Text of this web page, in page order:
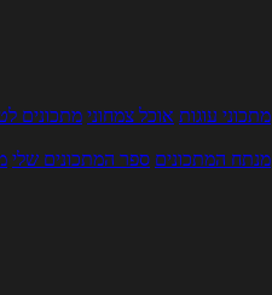
מתכוני עוגות אוכל צמחוני מתכונים
מנתח המתכונים ספר המתכונים שלי